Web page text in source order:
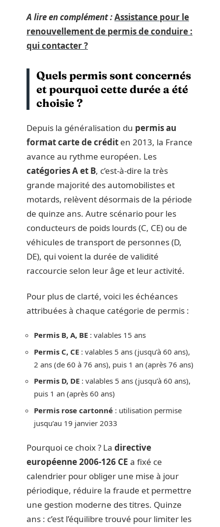
A lire en complément :Assistance pour le
renouvellement de permis de conduire :
qui contacter ?
Quels permis sont concernés
et pourquoi cette durée a été
choisie ?
Depuis la généralisation du permis au
format carte de crédit en 2013, la France
avance au rythme européen. Les
catégories A et B, c’est-à-dire la très
grande majorité des automobilistes et
motards, relèvent désormais de la période
de quinze ans. Autre scénario pour les
conducteurs de poids lourds (C, CE) ou de
véhicules de transport de personnes (D,
DE), qui voient la durée de validité
raccourcie selon leur âge et leur activité.
Pour plus de clarté, voici les échéances
attribuées à chaque catégorie de permis :
Permis B, A, BE : valables 15 ans
Permis C, CE : valables 5 ans (jusqu’à 60 ans),
2 ans (de 60 à 76 ans), puis 1 an (après 76 ans)
Permis D, DE : valables 5 ans (jusqu’à 60 ans),
puis 1 an (après 60 ans)
Permis rose cartonné : utilisation permise
jusqu’au 19 janvier 2033
Pourquoi ce choix ? La directive
européenne 2006-126 CE a fixé ce
calendrier pour obliger une mise à jour
périodique, réduire la fraude et permettre
une gestion moderne des titres. Quinze
ans : c’est l’équilibre trouvé pour limiter les